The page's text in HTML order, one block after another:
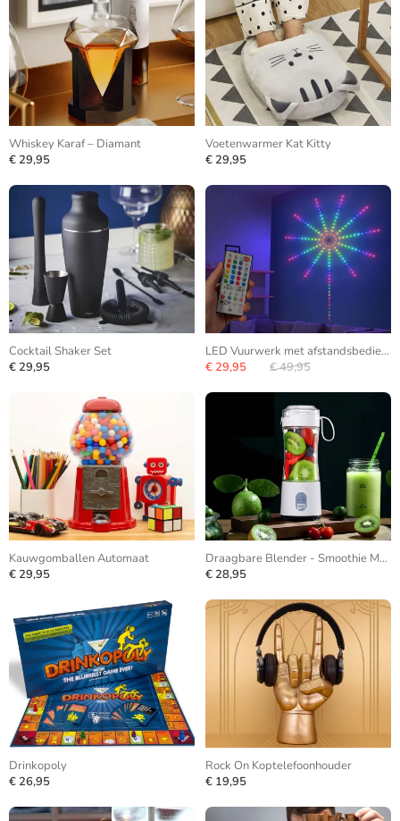
Whiskey Karaf – Diamant
€ 29,95
Voetenwarmer Kat Kitty
€ 29,95
Cocktail Shaker Set
€ 29,95
LED Vuurwerk met afstandsbediening
€ 29,95
€ 49,95
Kauwgomballen Automaat
€ 29,95
Draagbare Blender - Smoothie Maker
€ 28,95
Drinkopoly
€ 26,95
Rock On Koptelefoonhouder
€ 19,95